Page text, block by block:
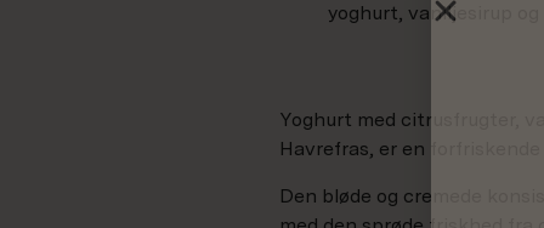
yoghurt, vaniljesirup og
Yoghurt med citrusfrugter,
Havrefras, er en forfriskende
Den bløde og cremede